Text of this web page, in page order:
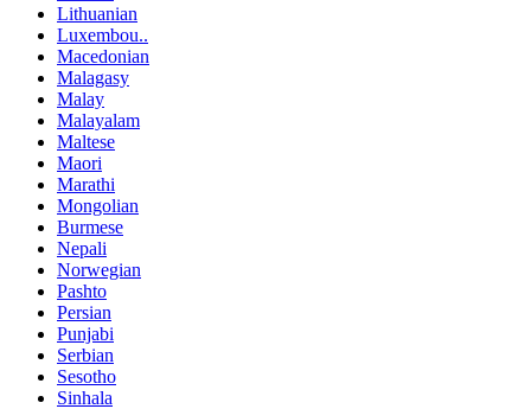
Lithuanian
Luxembou..
Macedonian
Malagasy
Malay
Malayalam
Maltese
Maori
Marathi
Mongolian
Burmese
Nepali
Norwegian
Pashto
Persian
Punjabi
Serbian
Sesotho
Sinhala